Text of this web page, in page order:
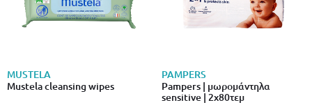
MUSTELA
Mustela cleansing wipes
PAMPERS
Pampers | μωρομάντηλα
sensitive | 2x80τεμ